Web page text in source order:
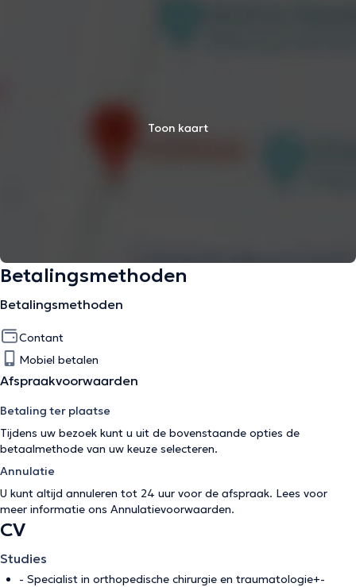
Toon kaart
Betalingsmethoden
Betalingsmethoden
Contant
Mobiel betalen
Afspraakvoorwaarden
Betaling ter plaatse
Tijdens uw bezoek kunt u uit de bovenstaande opties de
betaalmethode van uw keuze selecteren.
Annulatie
U kunt altijd annuleren tot 24 uur voor de afspraak. Lees voor
meer informatie ons Annulatievoorwaarden.
CV
Studies
- Specialist in orthopedische chirurgie en traumatologie+-